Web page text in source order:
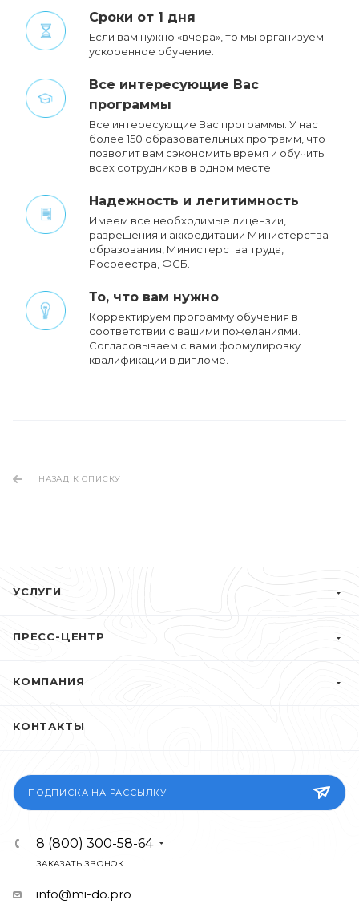
Сроки от 1 дня
Если вам нужно «вчера», то мы организуем
ускоренное обучение.
Все интересующие Вас
программы
Все интересующие Вас программы. У нас
более 150 образовательных программ, что
позволит вам сэкономить время и обучить
всех сотрудников в одном месте.
Надежность и легитимность
Имеем все необходимые лицензии,
разрешения и аккредитации Министерства
образования, Министерства труда,
Росреестра, ФСБ.
То, что вам нужно
Корректируем программу обучения в
соответствии с вашими пожеланиями.
Cогласовываем с вами формулировку
квалификации в дипломе.
НАЗАД К СПИСКУ
УСЛУГИ
ПРЕСС-ЦЕНТР
КОМПАНИЯ
КОНТАКТЫ
ПОДПИСКА НА РАССЫЛКУ
8 (800) 300-58-64
ЗАКАЗАТЬ ЗВОНОК
info@mi-do.pro